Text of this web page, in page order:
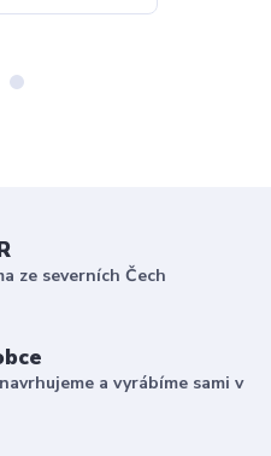
ze severních Čech
a vyrábíme sami v